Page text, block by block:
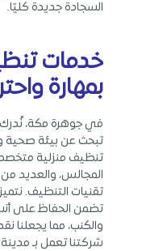
السجادة جديدة كليًا.
خدمات
بمهارة
في جوهرة مكة، نُدرك
تبحث عن بيئة صحية
تنظيف منزلية
المجالس، والعديد
تقنيات التنظيف.
تضمن الحفاظ على
والكنب، مما يجعلنا
شركتنا تعمل بـ